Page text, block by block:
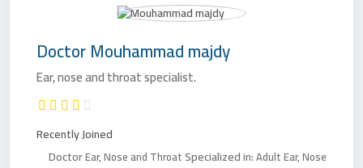
DoctorMouhammad majdy
Ear, nose and throat specialist.
Recently Joined
DoctorEar, Nose and ThroatSpecialized in:Adult Ear, Nose